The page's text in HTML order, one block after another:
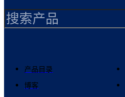
产品目录
博客